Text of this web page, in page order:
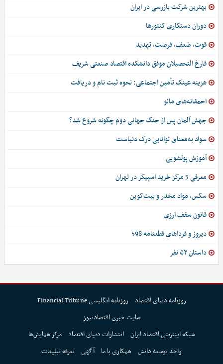
بهترین شرکت بازرسی در ایران
دوران دستکاری کنتورها
قوت، ضعف، فرصت، تهدید
فارغ التحصیلان موفق دانشکده اقتصاد صنعتی شریف
هزینه عینک تأمین اجتماعی: نحوه ثبت نام و دریافت
احمقانه‌های مائو
جهش آلمان پس از جنگ جهانی دوم چگونه شروع شد؟
سواد به‌معنای توانایی درک دنیاست
آموزش پولشویی
معرفی 5 مرکز خرید اسپیکر در تهران
سکس، مواد مخدر و بیت‌کوین
قانون سقف ارزی
دیروز و فرداهای قطعنامه 598
داستان ۵۳ نفر
روزنامه دنیای اقتصاد
روزنامه انگلیسی Financial Tribune
سایت خبری اقتصادنیوز
شبکه اینترنتی اقتصاد ایران انتشارات دنیای اقتصاد
مرکز همایش‌ها
واحد توسعه دانش همکاری با ما آگهی تعرفه تبلیغات